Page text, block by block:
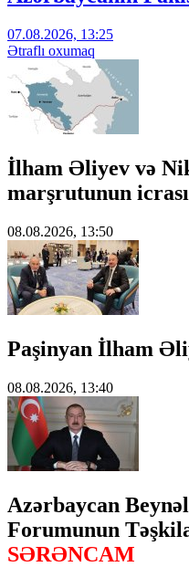
07.08.2026, 13:25
Ətraflı oxumaq
İlham Əliyev və
marşrutunun
08.08.2026, 13:50
Paşinyan İlham
08.08.2026, 13:40
Azərbaycan
Forumunun
SƏRƏNCAM